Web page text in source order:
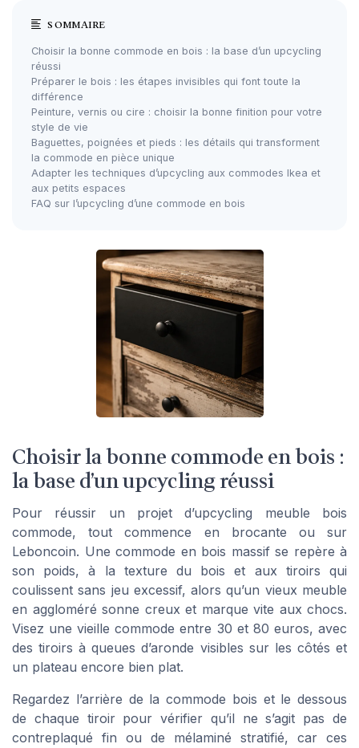
SOMMAIRE
Choisir la bonne commode en bois : la base d’un upcycling
réussi
Préparer le bois : les étapes invisibles qui font toute la
différence
Peinture, vernis ou cire : choisir la bonne finition pour votre
style de vie
Baguettes, poignées et pieds : les détails qui transforment
la commode en pièce unique
Adapter les techniques d’upcycling aux commodes Ikea et
aux petits espaces
FAQ sur l’upcycling d’une commode en bois
Choisir la bonne commode en bois :
la base d’un upcycling réussi
Pour réussir un projet d’upcycling meuble bois
commode, tout commence en brocante ou sur
Leboncoin. Une commode en bois massif se repère à
son poids, à la texture du bois et aux tiroirs qui
coulissent sans jeu excessif, alors qu’un vieux meuble
en aggloméré sonne creux et marque vite aux chocs.
Visez une vieille commode entre 30 et 80 euros, avec
des tiroirs à queues d’aronde visibles sur les côtés et
un plateau encore bien plat.
Regardez l’arrière de la commode bois et le dessous
de chaque tiroir pour vérifier qu’il ne s’agit pas de
contreplaqué fin ou de mélaminé stratifié, car ces